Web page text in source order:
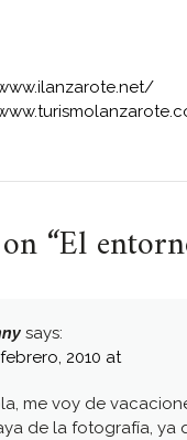
“El
says:
2010 at
me voy de
de la fotografía, ya